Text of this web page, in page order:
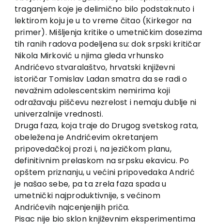
traganjem koje je delimično bilo podstaknuto i
lektirom koju je u to vreme čitao (Кirkegor na
primer). Mišljenja kritike o umetničkim dosezima
tih ranih radova podeljena su: dok srpski kritičar
Nikola Mirković u njima gleda vrhunsko
Andrićevo stvaralaštvo, hrvatski književni
istoričar Tomislav Ladan smatra da se radi o
nevažnim adolescentskim nemirima koji
odražavaju piščevu nezrelost i nemaju dublje ni
univerzalnije vrednosti.
Druga faza, koja traje do Drugog svetskog rata,
obeležena je Andrićevim okretanjem
pripovedačkoj prozi i, na jezičkom planu,
definitivnim prelaskom na srpsku ekavicu. Po
opštem priznanju, u većini pripovedaka Andrić
je našao sebe, pa ta zrela faza spada u
umetnički najproduktivnije, s većinom
Andrićevih najcenjenijih priča.
Pisac nije bio sklon književnim eksperimentima